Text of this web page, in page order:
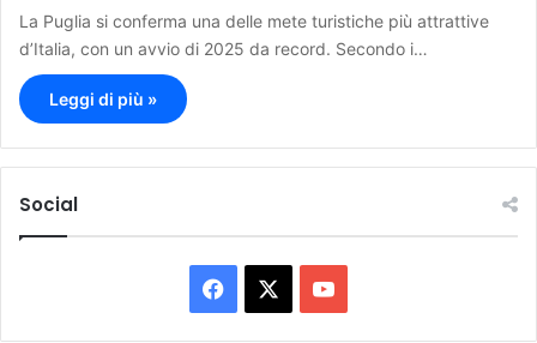
La Puglia si conferma una delle mete turistiche più attrattive
d’Italia, con un avvio di 2025 da record. Secondo i…
Leggi di più »
Social
a
o